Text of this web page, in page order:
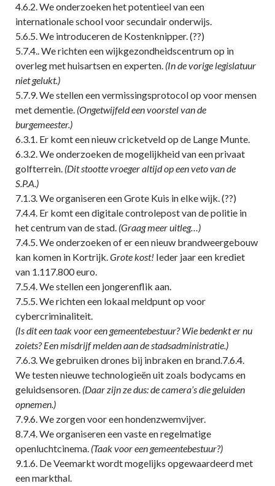
4.6.2. We onderzoeken het potentieel van een
internationale school voor secundair onderwijs.
5.6.5. We introduceren de Kostenknipper. (??)
5.7.4.. We richten een wijkgezondheidscentrum op in
overleg met huisartsen en experten. (In de vorige legislatuur
niet gelukt.)
5.7.9. We stellen een vermissingsprotocol op voor mensen
met dementie. (Ongetwijfeld een voorstel van de
burgemeester.)
6.3.1. Er komt een nieuw cricketveld op de Lange Munte.
6.3.2. We onderzoeken de mogelijkheid van een privaat
golfterrein. (Dit stootte vroeger altijd op een veto van de
S.P.A.)
7.1.3. We organiseren een Grote Kuis in elke wijk. (??)
7.4.4. Er komt een digitale controlepost van de politie in
het centrum van de stad. (Graag meer uitleg…)
7.4.5. We onderzoeken of er een nieuw brandweergebouw
kan komen in Kortrijk.Grote kost! Ieder jaar een krediet
van 1.117.800 euro.
7.5.4. We stellen een jongerenflik aan.
7.5.5. We richten een lokaal meldpunt op voor
cybercriminaliteit.
(Is dit een taak voor een gemeentebestuur? Wie bedenkt er nu
zoiets? Een misdrijf melden aan de stadsadministratie.)
7.6.3. We gebruiken drones bij inbraken en brand.7.6.4.
We testen nieuwe technologieën uit zoals bodycams en
geluidsensoren. (Daar zijn ze dus: de camera’s die geluiden
opnemen.)
7.9.6. We zorgen voor een hondenzwemvijver.
8.7.4. We organiseren een vaste en regelmatige
openluchtcinema. (Taak voor een gemeentebestuur?)
9.1.6. De Veemarkt wordt mogelijks opgewaardeerd met
een markthal.